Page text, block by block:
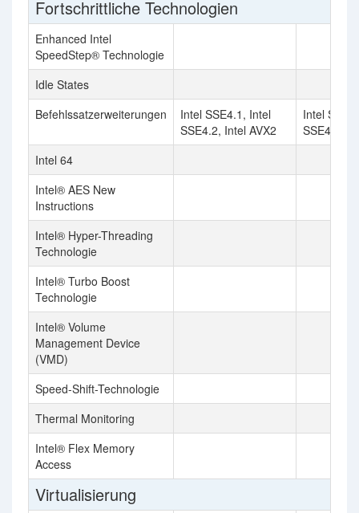
Fortschrittliche Technologien
Enhanced Intel
SpeedStep® Technologie
Idle States
Befehlssatzerweiterungen
Intel SSE4.1, Intel
SSE4.2, Intel AVX2
Intel
SSE4.2,
Intel 64
Intel® AES New
Instructions
Intel® Hyper-Threading
Technologie
Intel® Turbo Boost
Technologie
Intel® Volume
Management Device
(VMD)
Speed-Shift-Technologie
Thermal Monitoring
Intel® Flex Memory
Access
Virtualisierung